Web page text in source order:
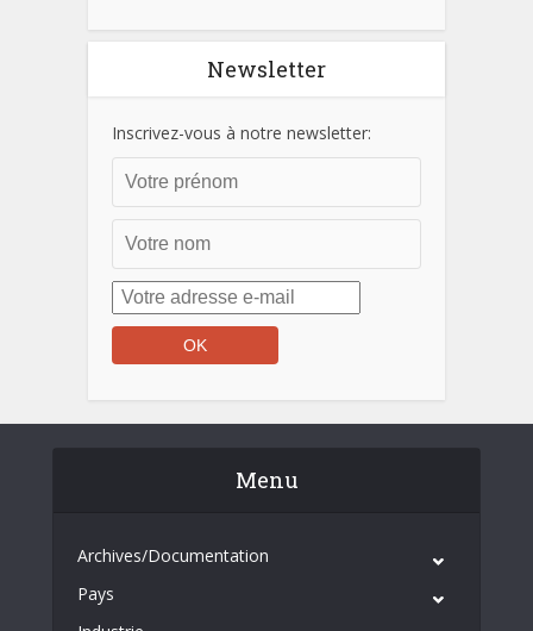
Newsletter
Inscrivez-vous à notre newsletter:
Menu
Archives/Documentation
Pays